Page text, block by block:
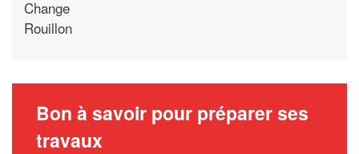
Change
Rouillon
Bon à savoir pour préparer ses
travaux